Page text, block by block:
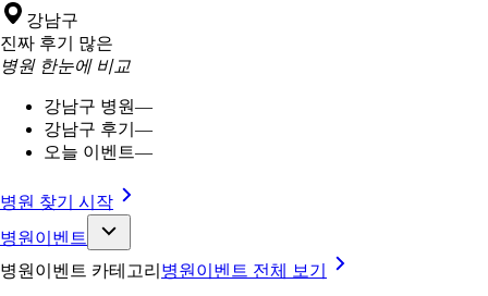
강남구
진짜 후기 많은
병원 한눈에 비교
강남구 병원—
강남구 후기 —
오늘 이벤트—
병원 찾기 시작
병원이벤트
병원이벤트 카테고리 병원이벤트 전체 보기